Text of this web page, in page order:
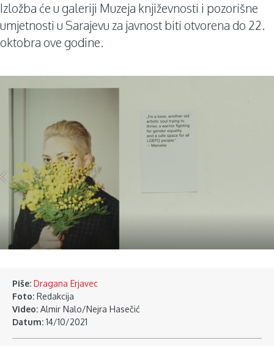
Lične priče
Saradnja sa medijima
Izložba će u galeriji Muzeja književnosti i pozorišne
umjetnosti u Sarajevu za javnost biti otvorena do 22.
oktobra ove godine.
Piše: Dragana Erjavec
Foto: Redakcija
Video: Almir Nalo/Nejra Hasečić
Datum: 14/10/2021